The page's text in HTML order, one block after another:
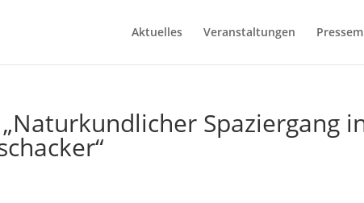
Aktuelles Veranstaltungen
Spaziergang